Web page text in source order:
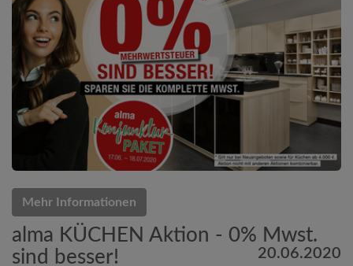
Mehr Informationen
alma KÜCHEN Aktion - 0% Mwst.
sind besser!
20.06.2020